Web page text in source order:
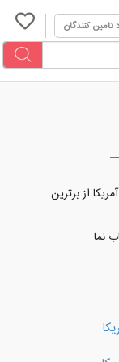
تامین کنندگان
از برترین
نما